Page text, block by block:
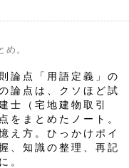
め。
論点「用語定義」の
論点は、クソほど試
士（宅地建物取引
をまとめたノート。
え方。ひっかけポイ
、知識の整理、再記
。